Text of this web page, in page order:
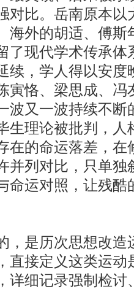
对比。岳南原本
海外的胡适、傅
了现代学术传承体
续，学人得以安度
寅恪、梁思成、冯
波又一波持续不断
生理论被批判，
在的命运落差，
并列对比，只单独
命运对照，让残酷
，是历次思想改造
直接定义这类运动
详细记录强制检讨